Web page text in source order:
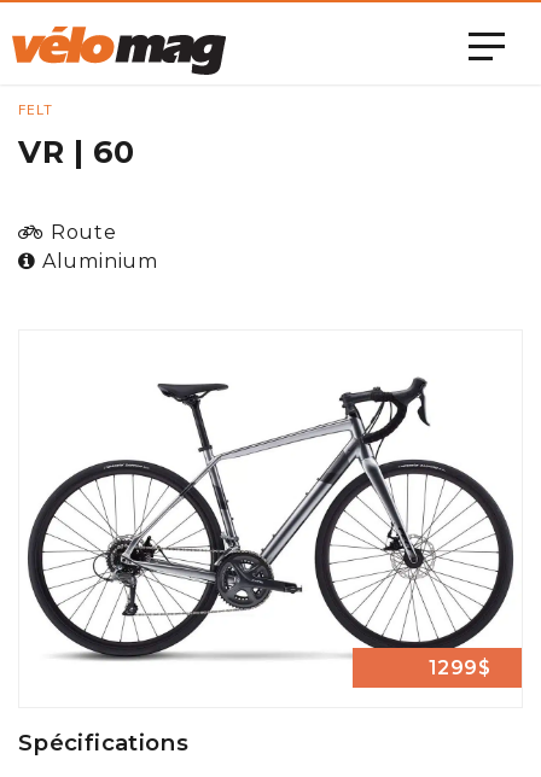
FELT
VR | 60
Route
Aluminium
1299$
Spécifications